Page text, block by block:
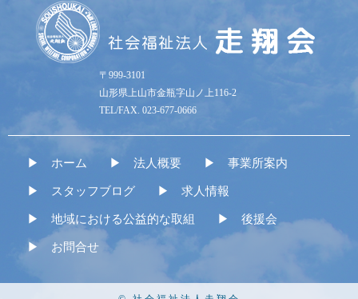
〒999-3101
山形県上山市金瓶字山ノ上116-2
TEL/FAX. 023-677-0666
ホーム 法人概要 事業所案内
スタッフブログ 求人情報
地域における公益的な取組 後援会
お問合せ